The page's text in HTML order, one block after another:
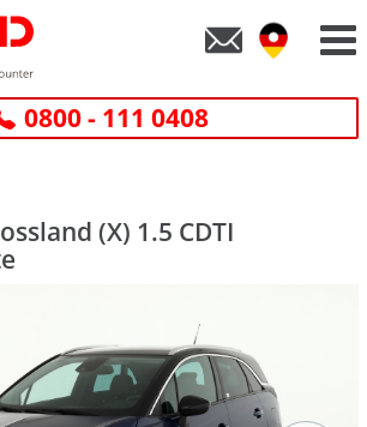
0800 - 111 0408
(X) 1.5 CDTI